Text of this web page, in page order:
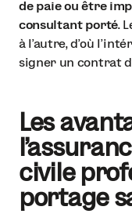
de paie ou être
consultant porté.
à l’autre, d’où
signer un contrat
Les
civile
portage